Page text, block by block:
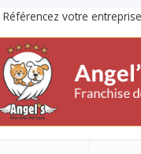
Référencez votre entreprise